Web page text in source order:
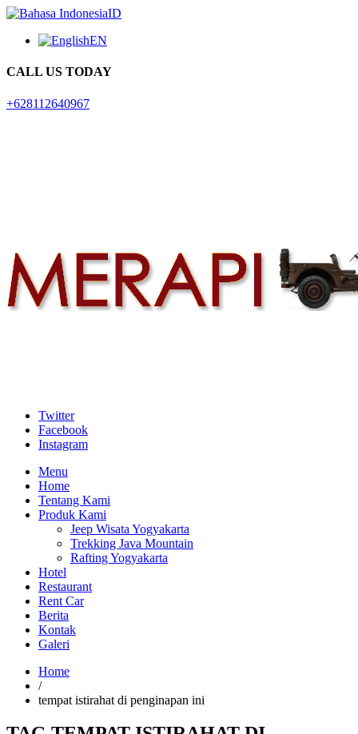
ID
EN
CALL US TODAY
+628112640967
Twitter
Facebook
Instagram
Menu
Home
Tentang Kami
Produk Kami
Jeep Wisata Yogyakarta
Trekking Java Mountain
Rafting Yogyakarta
Hotel
Restaurant
Rent Car
Berita
Kontak
Galeri
Home
/
tempat istirahat di penginapan ini